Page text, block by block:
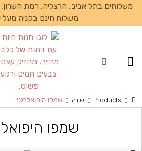
משלוחים בתל אביב, הרצליה, רמת
משלוח חינם בקניה מעל 250₪
Products שינה שמפו היפואלרגני
שמפו